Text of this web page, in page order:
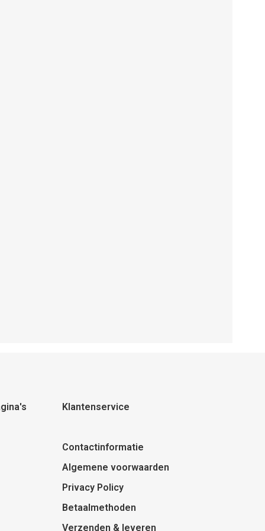
Klantenservice
Contactinformatie
Algemene voorwaarden
Privacy Policy
Betaalmethoden
Verzenden & leveren